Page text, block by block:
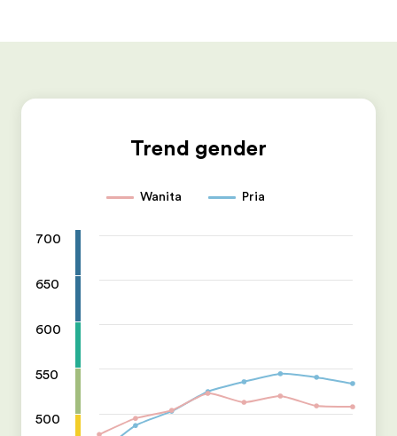
Trend gender
Wanita Pria
700
650
600
550
500